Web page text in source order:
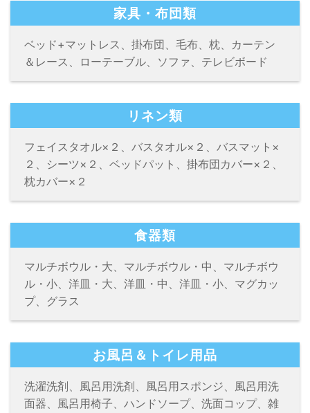
家具・布団類
ベッド+マットレス、掛布団、毛布、枕、カーテン
＆レース、ローテーブル、ソファ、テレビボード
リネン類
フェイスタオル×２、バスタオル×２、バスマット×
２、シーツ×２、ベッドパット、掛布団カバー×２、
枕カバー×２
食器類
マルチボウル・大、マルチボウル・中、マルチボウ
ル・小、洋皿・大、洋皿・中、洋皿・小、マグカッ
プ、グラス
お風呂＆トイレ用品
洗濯洗剤、風呂用洗剤、風呂用スポンジ、風呂用洗
面器、風呂用椅子、ハンドソープ、洗面コップ、雑